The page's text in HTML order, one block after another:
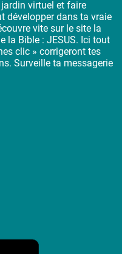
virtuel et faire
développer dans ta vraie
vite sur le site la
la Bible : JESUS. Ici tout
clic » corrigeront tes
Surveille ta messagerie